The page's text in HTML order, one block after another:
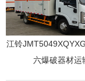
江铃
六爆破器材运